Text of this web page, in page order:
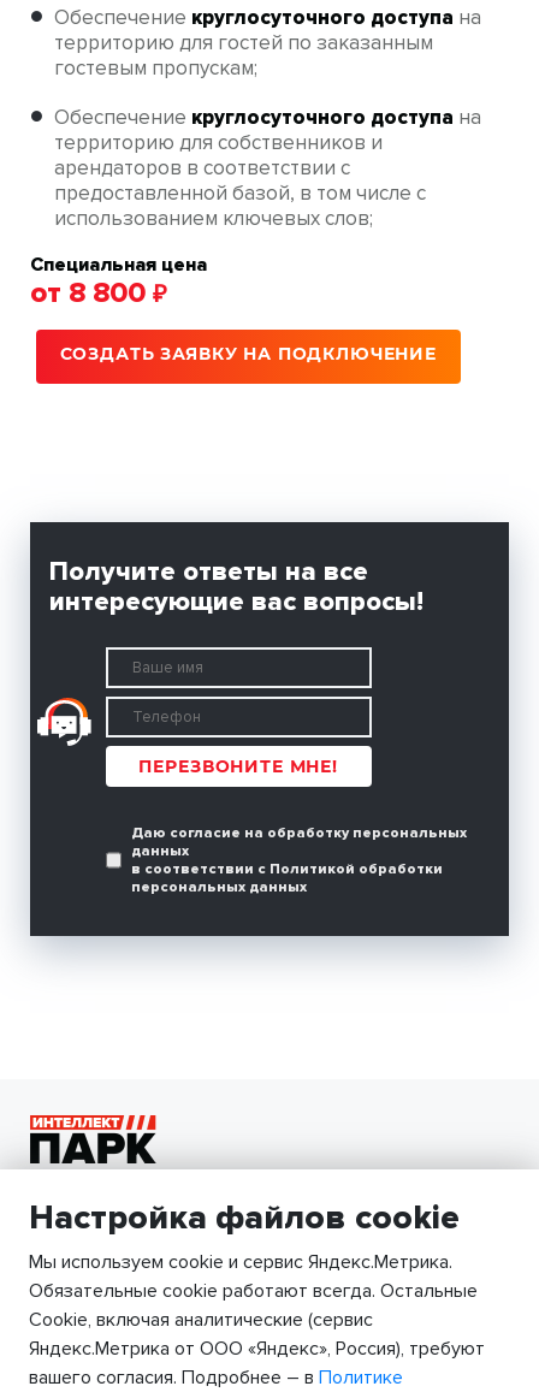
Обеспечение круглосуточного доступа на
территорию для гостей по заказанным
гостевым пропускам;
Обеспечение круглосуточного доступа на
территорию для собственников и
арендаторов в соответствии с
предоставленной базой, в том числе с
использованием ключевых слов;
Cпециальная цена
от 8 800 ₽
СОЗДАТЬ ЗАЯВКУ НА ПОДКЛЮЧЕНИЕ
Получите ответы на все
интересующие вас вопросы!
ПЕРЕЗВОНИТЕ МНЕ!
Даю согласие на обработку персональных
данных
в соответствии с Политикой обработки
персональных данных
+7 (927) 211-75-77
ЭЛЕКТРОННАЯ ПОЧТА
info@svision.ru
г. Самара, ул. Партизанская 104, г. Тольятти,
ул. 40 лет Победы 19
Настройка файлов cookie
Мы используем cookie и сервис Яндекс.Метрика.
Обязательные cookie работают всегда. Остальные
Сookie, включая аналитические (сервис
Яндекс.Метрика от ООО «Яндекс», Россия), требуют
вашего согласия. Подробнее – в Политике